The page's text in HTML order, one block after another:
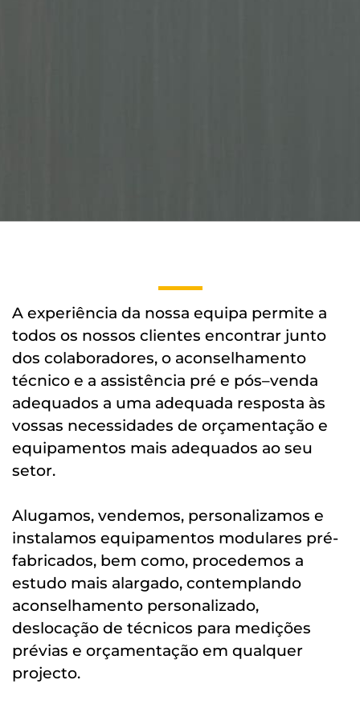
A experiência da nossa equipa permite a
todos os nossos clientes encontrar junto
dos colaboradores, o aconselhamento
técnico e a assistência pré e pós–venda
adequados a uma adequada resposta às
vossas necessidades de orçamentação e
equipamentos mais adequados ao seu
setor.
Alugamos, vendemos, personalizamos e
instalamos equipamentos modulares pré-
fabricados, bem como, procedemos a
estudo mais alargado, contemplando
aconselhamento personalizado,
deslocação de técnicos para medições
prévias e orçamentação em qualquer
projecto.